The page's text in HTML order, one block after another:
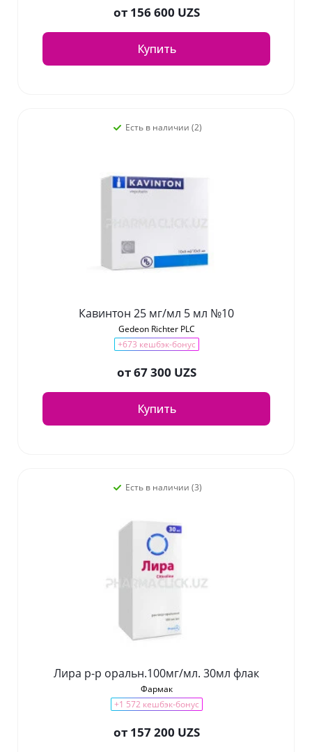
от 156 600 UZS
Купить
Есть в наличии (2)
Кавинтон 25 мг/мл 5 мл №10
Gedeon Richter PLC
+673 кешбэк-бонус
от67 300 UZS
Купить
Есть в наличии (3)
Лира р-р оральн.100мг/мл. 30мл флак
Фармак
+1 572 кешбэк-бонус
от 157 200 UZS